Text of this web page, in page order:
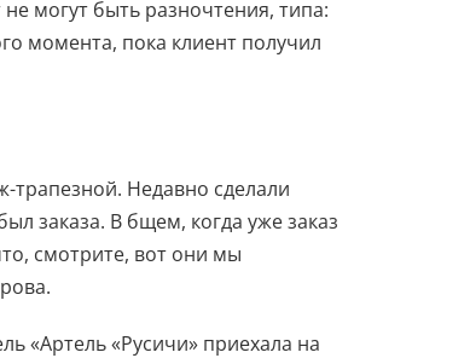
могут быть разночтения, типа:
момента, пока клиент получил
трапезной. Недавно сделали
заказа. В бщем, когда уже заказ
смотрите, вот они мы
«Артель «Русичи» приехала на